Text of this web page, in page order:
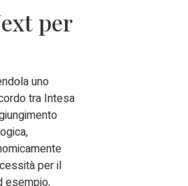
per
uno
tra Intesa
per il
esempio,